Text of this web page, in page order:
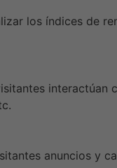
los índices de
anuncios y